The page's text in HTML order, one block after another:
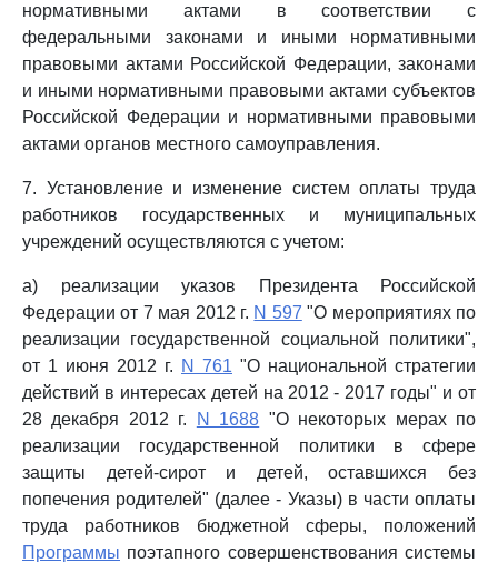
нормативными актами в соответствии с
федеральными законами и иными нормативными
правовыми актами Российской Федерации, законами
и иными нормативными правовыми актами субъектов
Российской Федерации и нормативными правовыми
актами органов местного самоуправления.
7. Установление и изменение систем оплаты труда
работников государственных и муниципальных
учреждений осуществляются с учетом:
а) реализации указов Президента Российской
Федерации от 7 мая 2012 г. N 597 "О мероприятиях по
реализации государственной социальной политики",
от 1 июня 2012 г. N 761 "О национальной стратегии
действий в интересах детей на 2012 - 2017 годы" и от
28 декабря 2012 г.
N 1688 "О некоторых мерах по
реализации государственной политики в сфере
защиты детей-сирот и детей, оставшихся без
попечения родителей" (далее - Указы) в части оплаты
труда работников бюджетной сферы, положений
Программы поэтапного совершенствования системы